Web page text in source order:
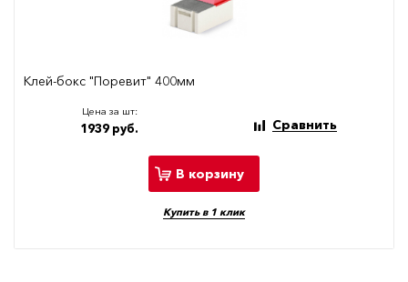
Клей-бокс "Поревит" 400мм
Цена за шт:
1939 руб. Сравнить
В корзину
Купить в 1 клик